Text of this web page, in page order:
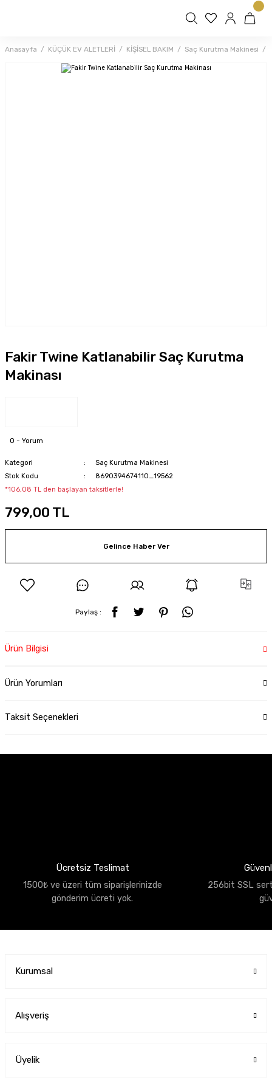
Anasayfa KÜÇÜK EV ALETLERİ KİŞİSEL BAKIM Saç Kurutma Makinesi
Fakir Twine Katlanabilir Saç Kurutma
Makinası
0 - Yorum
Kategori
Saç Kurutma Makinesi
Stok Kodu
8690394674110_19562
*106,08 TL den başlayan taksitlerle!
799,00 TL
Gelince Haber Ver
Paylaş :
Ürün Bilgisi
Ürün Yorumları
Taksit Seçenekleri
Ücretsiz Teslimat
1500₺ ve üzeri tüm siparişlerinizde
gönderim ücreti yok.
256bit SSL
Kurumsal
Alışveriş
Üyelik